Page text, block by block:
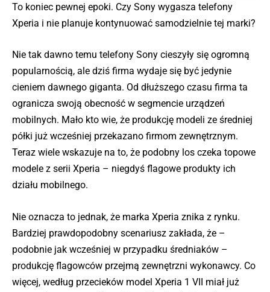
To koniec pewnej epoki. Czy Sony wygasza telefony
Xperia i nie planuje kontynuować samodzielnie tej marki?
Nie tak dawno temu telefony Sony cieszyły się ogromną
popularnością, ale dziś firma wydaje się być jedynie
cieniem dawnego giganta. Od dłuższego czasu firma ta
ogranicza swoją obecność w segmencie urządzeń
mobilnych. Mało kto wie, że produkcję modeli ze średniej
półki już wcześniej przekazano firmom zewnętrznym.
Teraz wiele wskazuje na to, że podobny los czeka topowe
modele z serii Xperia – niegdyś flagowe produkty ich
działu mobilnego.
Nie oznacza to jednak, że marka Xperia znika z rynku.
Bardziej prawdopodobny scenariusz zakłada, że –
podobnie jak wcześniej w przypadku średniaków –
produkcję flagowców przejmą zewnętrzni wykonawcy. Co
więcej, według przecieków model Xperia 1 VII miał już